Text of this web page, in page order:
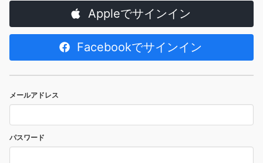
Appleでサインイン
Facebookでサインイン
メールアドレス
パスワード